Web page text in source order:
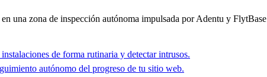
una zona de inspección autónoma impulsada por Adentu y FlytBase
de forma rutinaria y detectar intrusos.
autónomo del progreso de tu sitio web.